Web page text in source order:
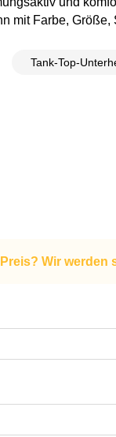
mit Farbe, Größe,
Tank-Top-
Wir